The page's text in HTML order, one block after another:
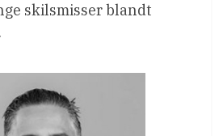
skilsmisser blandt